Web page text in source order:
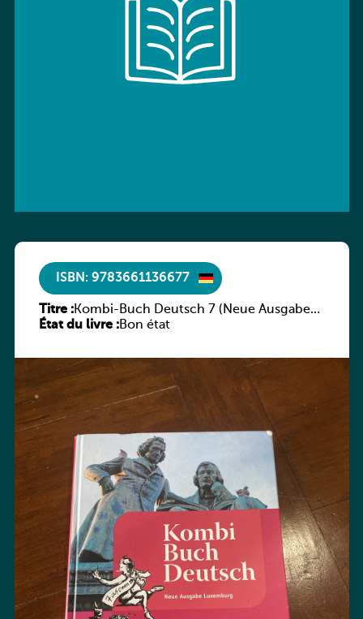
ISBN: 9783661136677
Titre :Kombi-Buch Deutsch 7 (Neue Ausgabe
Luxemburg)
État du livre :Bon état